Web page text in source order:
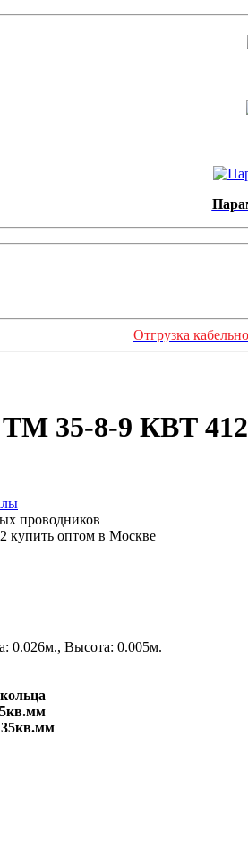
Отгрузка
35-8-9 КВТ
проводников
0.026м., Высота: 0.005м.
35кв.мм